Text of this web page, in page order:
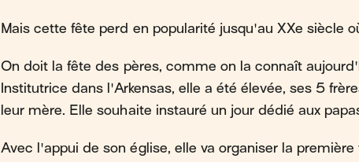
Mais cette fête perd en popularité jusqu'au XXe siècle
On doit la fête des pères, comme on la connaît
Institutrice dans l'Arkensas, elle a été élevée, ses 5
leur mère. Elle souhaite instauré un jour dédié aux
Avec l'appui de son église, elle va organiser la première